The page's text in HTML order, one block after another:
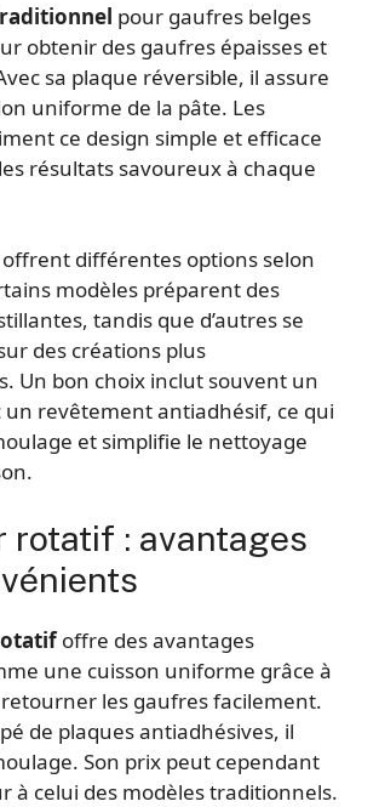
pour gaufres belges
obtenir des gaufres épaisses et
sa plaque réversible, il assure
uniforme de la pâte. Les
ce design simple et efficace
résultats savoureux à chaque
différentes options selon
modèles préparent des
tandis que d’autres se
des créations plus
Un bon choix inclut souvent un
un revêtement antiadhésif, ce qui
et simplifie le nettoyage
rotatif : avantages
offre des avantages
une cuisson uniforme grâce à
retourner les gaufres facilement.
de plaques antiadhésives, il
Son prix peut cependant
à celui des modèles traditionnels.